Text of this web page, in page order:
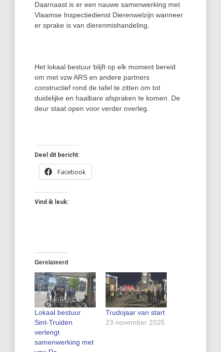
Daarnaast is er een nauwe samenwerking met
Vlaamse Inspectiedienst Dierenwelzijn wanneer
er sprake is van dierenmishandeling.
Het lokaal bestuur blijft op elk moment bereid
om met vzw ARS en andere partners
constructief rond de tafel te zitten om tot
duidelijke en haalbare afspraken te komen. De
deur staat open voor verder overleg.
Deel dit bericht:
Facebook
Vind ik leuk:
Gerelateerd
Lokaal bestuur
Sint-Truiden
verlengt
samenwerking met
Trudojaar van start
23 november 2025